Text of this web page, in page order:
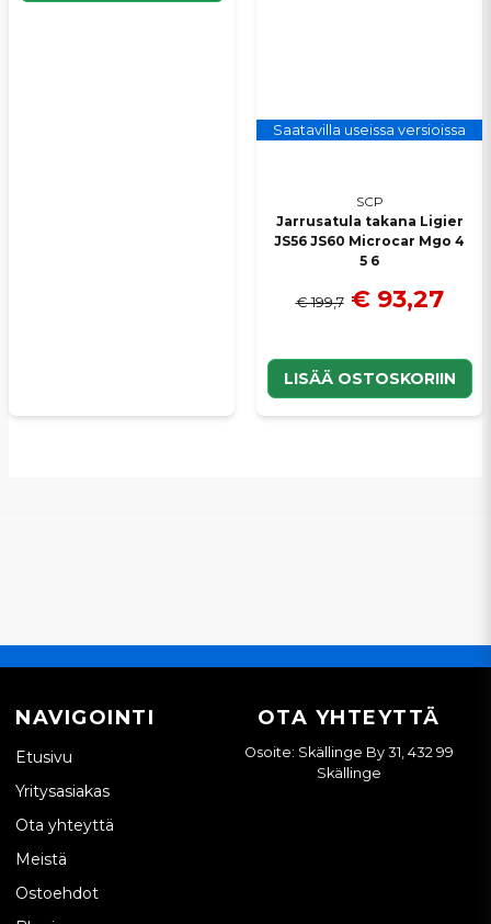
Saatavilla useissa versioissa
SCP
Jarrusatula takana Ligier
JS56 JS60 Microcar Mgo 4
5 6
€ 199,7 € 93,27
LISÄÄ OSTOSKORIIN
NAVIGOINTI
Etusivu
Yritysasiakas
Ota yhteyttä
Meistä
Ostoehdot
OTA YHTEYTTÄ
Osoite: Skällinge By 31, 432 99
Skällinge